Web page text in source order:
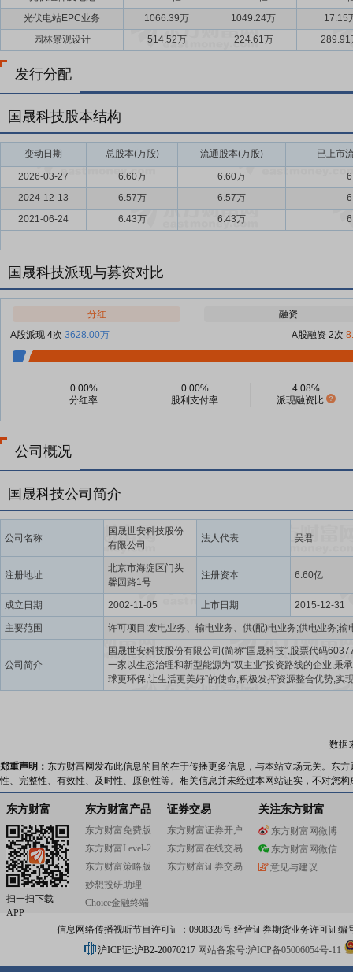
光伏电站EPC业务
1066.39万 1049.24万
17.15
园林景观设计
514.52万 224.61万 289.91
发行分配
国晟科技股本结构
变动日期 总股本(万股) 流通股本(万股) 已上市
2026-03-27 6.60万 6.60万
2024-12-13
6.57万 6.57万
2021-06-24
6.43万 6.43万
国晟科技派现与募资对比
分红
融资
A股派现 4次 3628.00万 A股融资 2次
0.00%
分红率
0.00%
股利支付率
4.08%
派现融资比
公司概况
国晟科技公司简介
公司名称
国晟世安科技股份
有限公司
法人代表 吴君
注册地址
北京市海淀区门头
馨园路1号
注册资本 6.60亿
成立日期 2002-11-05 上市日期 2015-12-31
主要范围
公司简介
国晟世安科技股份有限公司(简称“国晟科技”,股票代码
一家以生态治理和新型能源为“双主业”投资路线的企业,秉
球更环保,让生活更美好”的使命,积极发挥资源整合优势,实
发展,构筑多领域、全过程的整体解决方案,为客户提供高质
出了多个HJT组件系列适应不同的应用场。如,海上光伏、
伏、高寒光伏、垂直光伏等。此外,还为合作伙伴提供包括
发、工程总承包和运维服务在内的一站式解决方案。作为
光伏产品知名制造商,国晟科技已与中广核新能源、中核汇
国企建立深度合作,多次中标年度框架集采,为多个标志性光
远400MW),山东莱州600MW盐光互补项目,新疆洛浦
治沙项目等。公司产品已出口至全球10余个以上国家。目
已建成江苏徐州、安徽淮北、安徽淮南、安徽宿州、山东
新疆若羌六大生产基地,正加速建设新疆哈密、河北唐山基
数据
郑重声明： 东方财富网发布此信息的目的在于传播更多信息，与本站立场无关。东
性、完整性、有效性、及时性、原创性等。相关信息并未经过本网站证实，不对您
东方财富
扫一扫下载
APP
东方财富产品
东方财富免费版
东方财富Level-2
东方财富策略版
妙想投研助理
Choice金融终端
证券交易
东方财富证券开户
东方财富在线交易
东方财富证券交易
关注东方财富
东方财富网微博
东方财富网微信
意见与建议
信息网络传播视听节目许可证：0908328号 经营证券期货业务许可证编
沪ICP证:沪B2-20070217 网站备案号:沪ICP备05006054号-11